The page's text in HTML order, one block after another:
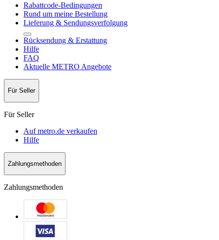
Rabattcode-Bedingungen
Rund um meine Bestellung
Lieferung & Sendungsverfolgung
Rücksendung & Erstattung
Hilfe
FAQ
Aktuelle METRO Angebote
Für Seller
Für Seller
Auf metro.de verkaufen
Hilfe
Zahlungsmethoden
Zahlungsmethoden